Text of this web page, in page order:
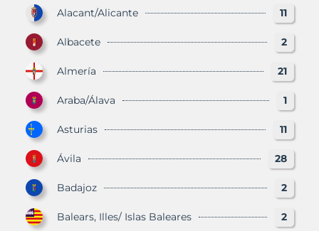
Alacant/Alicante 11
Albacete 2
Almería 21
Araba/Álava 1
Asturias 11
Ávila 28
Badajoz 2
Balears, Illes/ Islas Baleares 2